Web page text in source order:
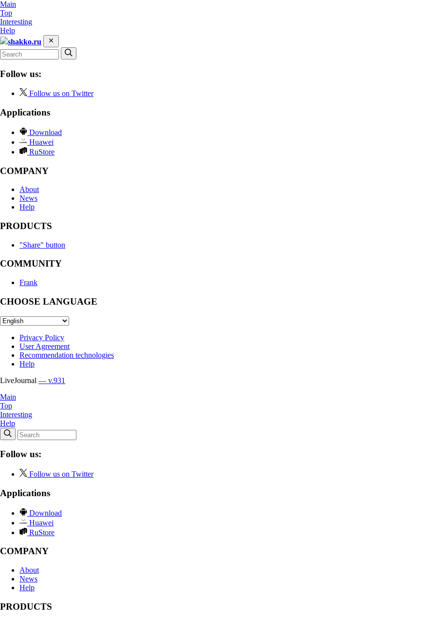
Main
Top
Interesting
Help
shakko.ru
Follow us:
Follow us on Twitter
Applications
Download
Huawei
RuStore
COMPANY
About
News
Help
PRODUCTS
"Share" button
COMMUNITY
Frank
CHOOSE LANGUAGE
Privacy Policy
User Agreement
Recommendation technologies
Help
LiveJournal — v.931
Main
Top
Interesting
Help
Follow us:
Follow us on Twitter
Applications
Download
Huawei
RuStore
COMPANY
About
News
Help
PRODUCTS